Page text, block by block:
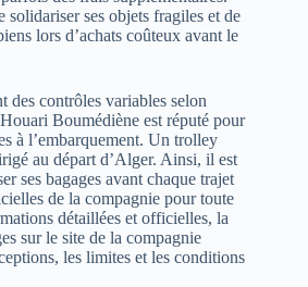
solidariser ses objets fragiles et de
lors d’achats coûteux avant le
des contrôles variables selon
Boumédiène est réputé pour
à l’embarquement. Un trolley
au départ d’Alger. Ainsi, il est
ses bagages avant chaque trajet
de la compagnie pour toute
détaillées et officielles, la
sur le site de la compagnie
les limites et les conditions